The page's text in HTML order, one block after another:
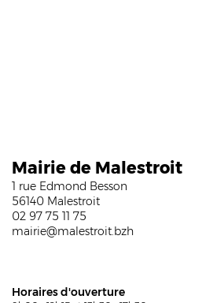
Mairie de Malestroit
1 rue Edmond Besson
56140 Malestroit
02 97 75 11 75
mairie@malestroit.bzh
Horaires d'ouverture